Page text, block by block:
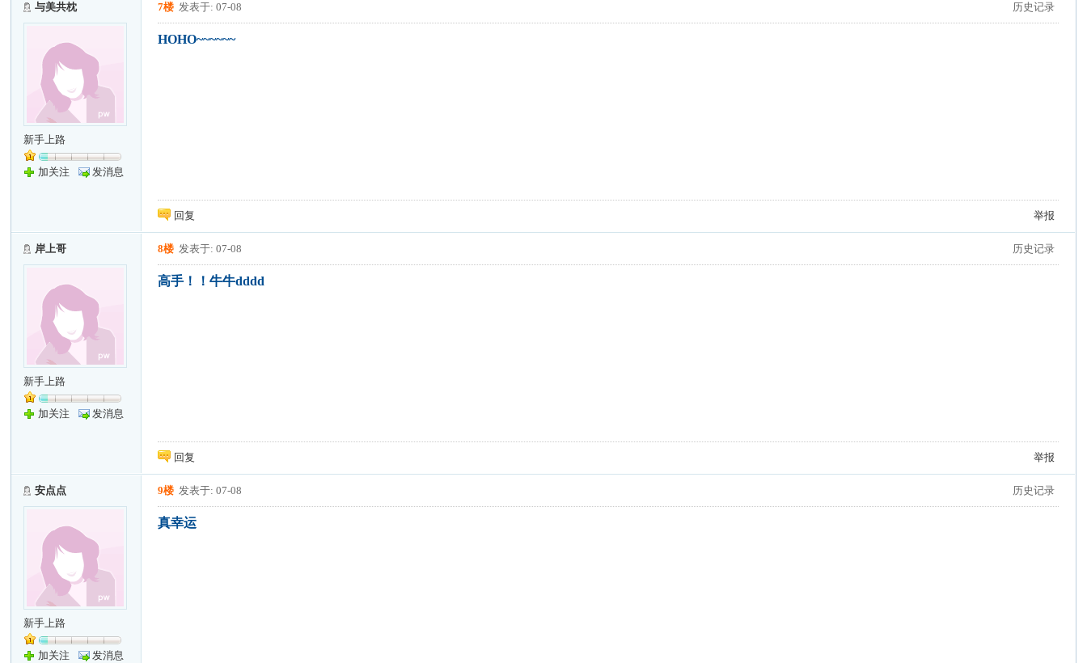
与美共枕
新手上路
加关注 发消息
历史记录
7楼 发表于: 07-08
HOHO~~~~~~
回复 举报
岸上哥
新手上路
加关注 发消息
历史记录
8楼 发表于: 07-08
高手！！牛牛dddd
回复 举报
安点点
新手上路
加关注 发消息
历史记录
9楼 发表于: 07-08
真幸运